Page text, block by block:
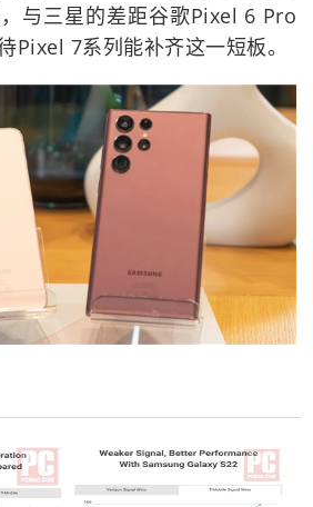
与三星的差距谷歌Pixel 6 Pro
Pixel 7系列能补齐这一短板。